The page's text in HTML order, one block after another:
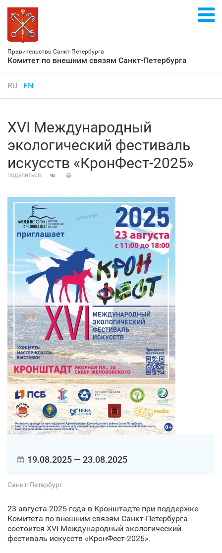
Правительство Санкт‑Петербурга
Комитет по внешним связям Санкт‑Петербурга
RU EN
XVI Международный
экологический фестиваль
искусств «КронФест-2025»
19.08.2025 — 23.08.2025
Санкт‑Петербург
23 августа 2025 года в Кронштадте при поддержке
Комитета по внешним связям Санкт‑Петербурга
состоится XVI Международный экологический
фестиваль искусств «КронФест-2025».
ПОДЕЛИТЬСЯ: